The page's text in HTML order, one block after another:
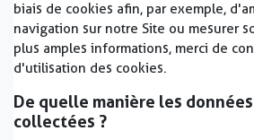
biais de cookies afin, par exemple,
navigation sur notre Site ou mesurer
plus amples informations, merci de
d'utilisation des cookies.
De quelle manière les
collectées ?